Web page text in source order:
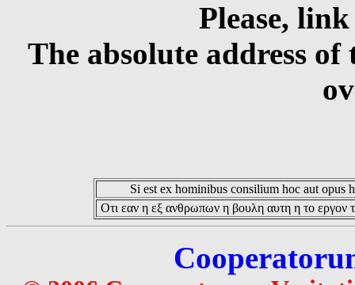
Please,
The absolute address
Si est ex hominibus consilium hoc aut opus
Οτι εαν η εξ ανθρωπων η βουλη αυτη η το εργον